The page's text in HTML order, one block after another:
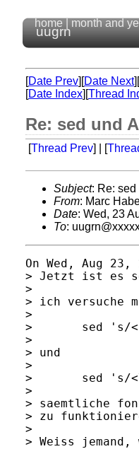
uugrn
home month and
[Date Prev][Date Next][
[Date Index][Thread
Re: sed und
[Thread Prev] | [
Subject: Re: sed
From: Marc
Date: Wed, 23
To:
On Wed, Aug
> Jetzt ist es
>
> ich versuche
>
> 	sed 's/<font*>//g' html_datei.html > neue_datei.html
>
> und
>
> 	sed 's/<\/font>//g' html_datei.html > neue_datei.html
>
> saemtliche
> zu
>
> Weiss jemand,